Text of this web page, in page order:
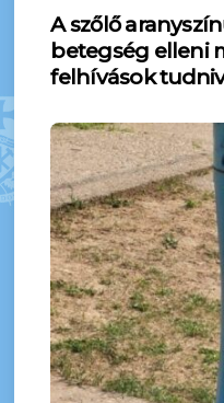
A szőlő
betegség elleni
felhívások